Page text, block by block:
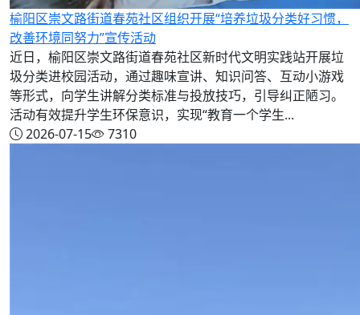
榆阳区崇文路街道春苑社区组织开展“培养垃圾分类好习惯，
改善环境同努力”宣传活动
近日，榆阳区崇文路街道春苑社区新时代文明实践站开展垃
圾分类进校园活动，通过趣味宣讲、知识问答、互动小游戏
等形式，向学生讲解分类标准与投放技巧，引导纠正陋习。
活动有效提升学生环保意识，实现“教育一个学生...
2026-07-15
7310